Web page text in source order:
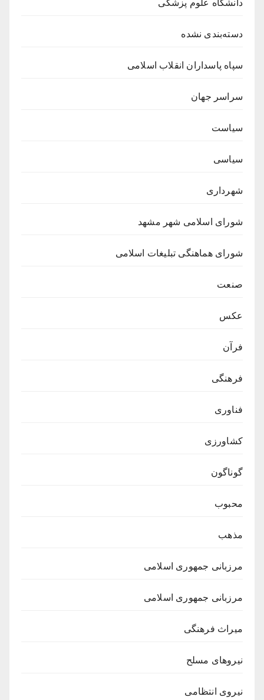
دانشگاه علوم پزشکی
دسته‌بندی نشده
سپاه پاسداران انقلاب اسلامی
سراسر جهان
سیاست
سیاسی
شهرداری
شورای اسلامی شهر مشهد
شورای هماهنگی تبلیغات اسلامی
صنعت
عکس
فرآن
فرهنگی
فناوری
کشاورزی
گوناگون
محبوب
مذهب
مرزبانی جمهوری اسلامی
مرزبانی جمهوری اسلامی
میراث فرهنگی
نیروهای مسلح
نیروی انتظامی